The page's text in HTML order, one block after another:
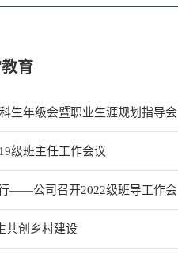
育
生年级会暨职业生涯规划指导会
级班主任工作会议
——公司召开2022级班导工作会
共创乡村建设